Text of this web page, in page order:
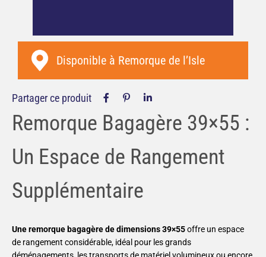
Disponible à Remorque de l’Isle
Partager ce produit
Remorque Bagagère 39×55 :
Un Espace de Rangement
Supplémentaire
Une remorque bagagère de dimensions 39×55offre un espace
de rangement considérable, idéal pour les grands